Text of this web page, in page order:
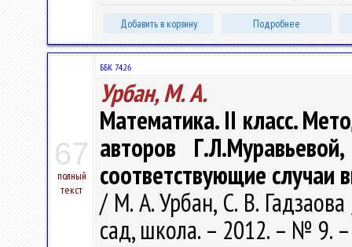
Добавить в корзину Подробнее
67
полный
текст
ББК 74.26
Урбан, М. А.
Математика. II класс.
авторов
соответствующие случаи
/ М. А. Урбан, С. В.
сад, школа. – 2012. – № 9.